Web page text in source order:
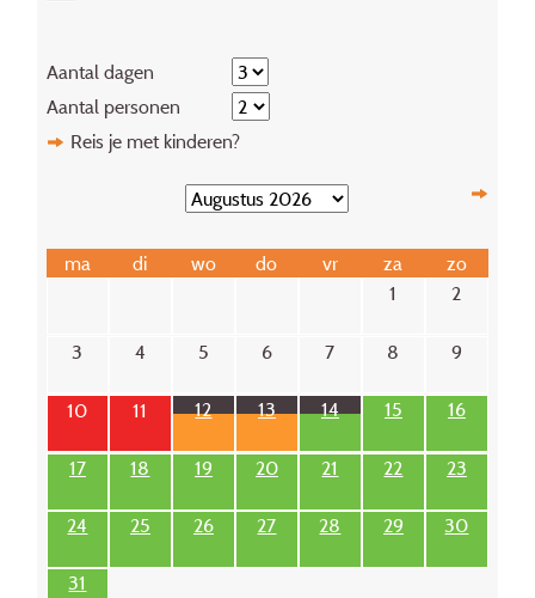
Aantal dagen
Aantal personen
Reis je met kinderen?
ma di wo do vr za
zo
1
2
3 4 5 6 7 8 9
10 11 12 13 14 15 16
17 18 19 20 21 22 23
24 25 26 27 28 29 30
31